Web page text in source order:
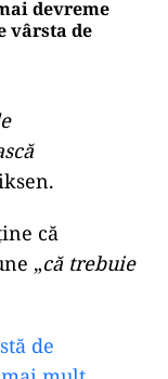
de
o o
67 de ani,
în 2035.
Mette
că principiul
va fi
de